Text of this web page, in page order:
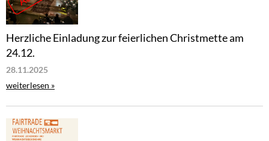
Herzliche Einladung zur feierlichen Christmette am
24.12.
28.11.2025
weiterlesen »